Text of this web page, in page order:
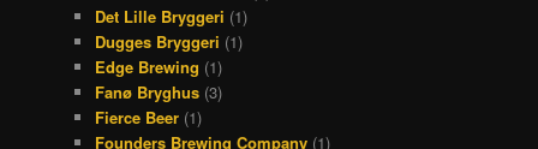
Det Lille Bryggeri (1)
Dugges Bryggeri (1)
Edge Brewing (1)
Fanø Bryghus (3)
Fierce Beer (1)
Founders Brewing Company (1)